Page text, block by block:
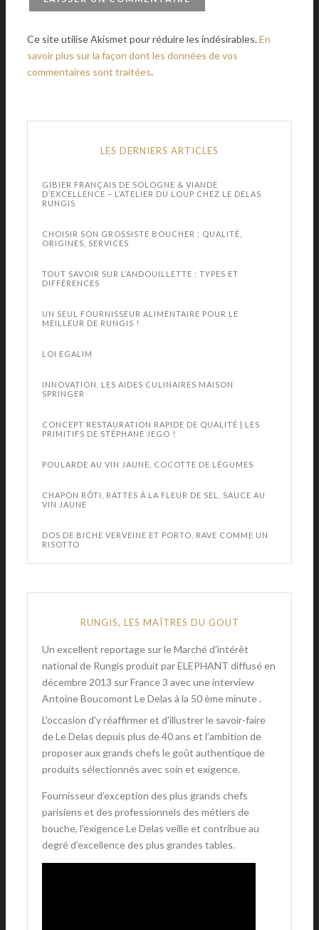
Ce site utilise Akismet pour réduire les indésirables.En
savoir plus sur la façon dont les données de vos
commentaires sont traitées.
LES DERNIERS ARTICLES
GIBIER FRANÇAIS DE SOLOGNE & VIANDE
D’EXCELLENCE – L’ATELIER DU LOUP CHEZ LE DELAS
RUNGIS
CHOISIR SON GROSSISTE BOUCHER : QUALITÉ,
ORIGINES, SERVICES
TOUT SAVOIR SUR L’ANDOUILLETTE : TYPES ET
DIFFÉRENCES
UN SEUL FOURNISSEUR ALIMENTAIRE POUR LE
MEILLEUR DE RUNGIS !
LOI EGALIM
INNOVATION, LES AIDES CULINAIRES MAISON
SPRINGER
CONCEPT RESTAURATION RAPIDE DE QUALITÉ | LES
PRIMITIFS DE STÉPHANE JEGO !
POULARDE AU VIN JAUNE, COCOTTE DE LÉGUMES
CHAPON RÔTI, RATTES À LA FLEUR DE SEL, SAUCE AU
VIN JAUNE
DOS DE BICHE VERVEINE ET PORTO, RAVE COMME UN
RISOTTO
RUNGIS, LES MAÎTRES DU GOUT
Un excellent reportage sur le Marché d'intérêt
national de Rungis produit par ELEPHANT diffusé en
décembre 2013 sur France 3 avec une interview
Antoine Boucomont Le Delas à la 50 ème minute .
L'occasion d'y réaffirmer et d'illustrer le savoir-faire
de Le Delas depuis plus de 40 ans et l’ambition de
proposer aux grands chefs le goût authentique de
produits sélectionnés avec soin et exigence.
Fournisseur d’exception des plus grands chefs
parisiens et des professionnels des métiers de
bouche, l'exigence Le Delas veille et contribue au
degré d’excellence des plus grandes tables.